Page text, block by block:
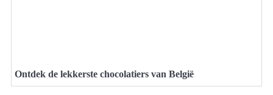
Ontdek de lekkerste chocolatiers van België